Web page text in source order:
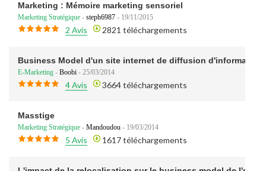
Marketing : Mémoire marketing sensoriel
Marketing Stratégique - steph6987 - 19/11/2015
2 Avis 2821 téléchargements
Business Model d'un site internet de diffusion
E-Marketing - Boobi - 25/03/2014
4 Avis 3664 téléchargements
Masstige
Marketing Stratégique - Mandoudou - 19/03/2014
5 Avis 1617 téléchargements